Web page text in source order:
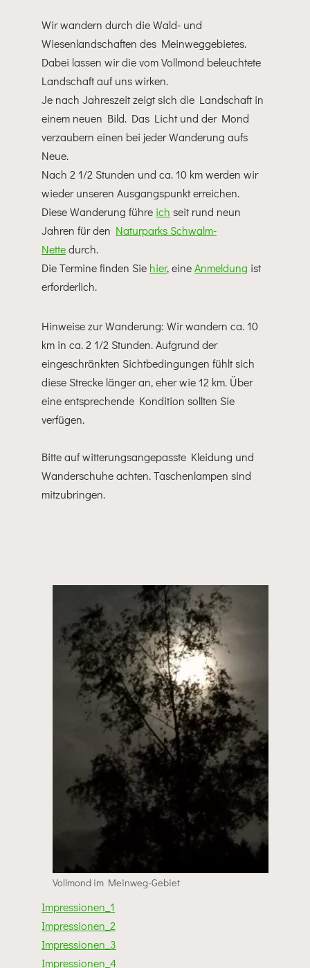
Wir wandern durch die Wald- und
Wiesenlandschaften des Meinweggebietes.
Dabei lassen wir die vom Vollmond beleuchtete
Landschaft auf uns wirken.
Je nach Jahreszeit zeigt sich die Landschaft in
einem neuen Bild. Das Licht und der Mond
verzaubern einen bei jeder Wanderung aufs
Neue.
Nach 2 1/2 Stunden und ca. 10 km werden wir
wieder unseren Ausgangspunkt erreichen.
Diese Wanderung führe ich seit rund neun
Jahren für den Naturparks Schwalm-
Nettedurch.
Die Termine finden Sie hier, eineAnmeldung ist
erforderlich.
Hinweise zur Wanderung: Wir wandern ca. 10
km in ca. 2 1/2 Stunden. Aufgrund der
eingeschränkten Sichtbedingungen fühlt sich
diese Strecke länger an, eher wie 12 km. Über
eine entsprechende Kondition sollten Sie
verfügen.
Bitte auf witterungsangepasste Kleidung und
Wanderschuhe achten. Taschenlampen sind
mitzubringen.
Vollmond im Meinweg-Gebiet
Impressionen_1
Impressionen_2
Impressionen_3
Impressionen_4